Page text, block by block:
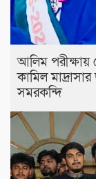
আলিম পরীক্ষায়
কামিল
সমরকন্দি